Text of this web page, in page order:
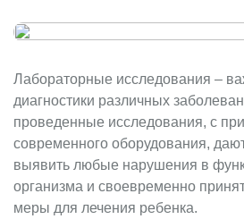
Лабораторные исследования –
диагностики различных
проведенные исследования, с
современного оборудования,
выявить любые нарушения в
организма и своевременно
меры для лечения ребенка.